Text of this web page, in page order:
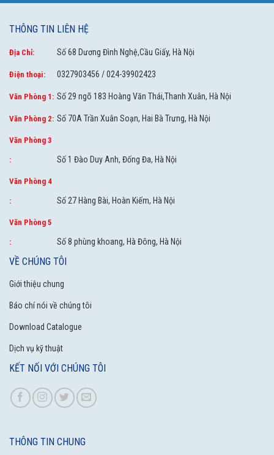
THÔNG TIN LIÊN HỆ
Địa Chỉ: Số 68 Dương Đình Nghệ,Cầu Giấy, Hà Nội
Điện thoại: 0327903456 / 024-39902423
Văn Phòng 1: Số 29 ngõ 183 Hoàng Văn Thái,Thanh Xuân, Hà Nội
Văn Phòng 2: Số 70A Trần Xuân Soạn, Hai Bà Trưng, Hà Nội
Văn Phòng 3
: Số 1 Đào Duy Anh, Đống Đa, Hà Nội
Văn Phòng 4
: Số 27 Hàng Bài, Hoàn Kiếm, Hà Nội
Văn Phòng 5
: Số 8 phùng khoang, Hà Đông, Hà Nội
VỀ CHÚNG TÔI
Giới thiệu chung
Báo chí nói về chúng tôi
Download Catalogue
Dịch vụ kỹ thuật
KẾT NỐI VỚI CHÚNG TÔI
THÔNG TIN CHUNG